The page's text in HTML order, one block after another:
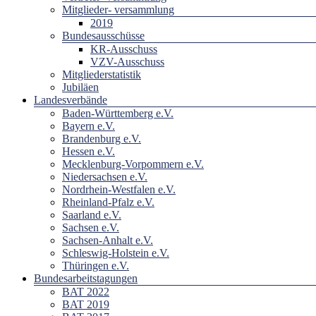
Mitglieder- versammlung
2019
Bundesausschüsse
KR-Ausschuss
VZV-Ausschuss
Mitgliederstatistik
Jubiläen
Landesverbände
Baden-Württemberg e.V.
Bayern e.V.
Brandenburg e.V.
Hessen e.V.
Mecklenburg-Vorpommern e.V.
Niedersachsen e.V.
Nordrhein-Westfalen e.V.
Rheinland-Pfalz e.V.
Saarland e.V.
Sachsen e.V.
Sachsen-Anhalt e.V.
Schleswig-Holstein e.V.
Thüringen e.V.
Bundesarbeitstagungen
BAT 2022
BAT 2019